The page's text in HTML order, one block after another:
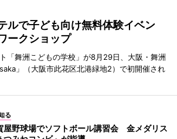
ルで子ども向け無料体験イベン
ークショップ
「舞洲こどもの学校」が8月29日、大阪・舞洲
」（大阪市此花区北港緑地2）で初開催され
る
屋野球場でソフトボール講習会 金メダリス